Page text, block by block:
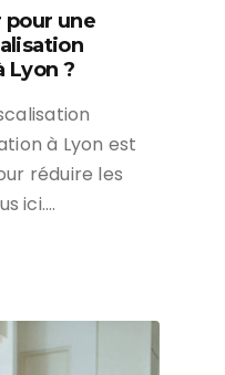
pour une
Lyon ?
à Lyon est
réduire les
ici….